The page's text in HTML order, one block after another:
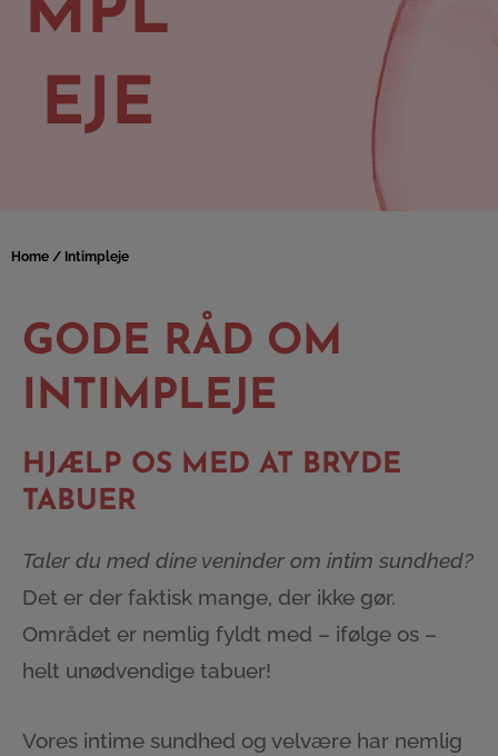
MPL
EJE
Home / Intimpleje
GODE RÅD OM
INTIMPLEJE
HJÆLP OS MED AT BRYDE
TABUER
Taler du med dine veninder om intim sundhed?
Det er der faktisk mange, der ikke gør.
Området er nemlig fyldt med – ifølge os –
helt unødvendige tabuer!
Vores intime sundhed og velvære har nemlig